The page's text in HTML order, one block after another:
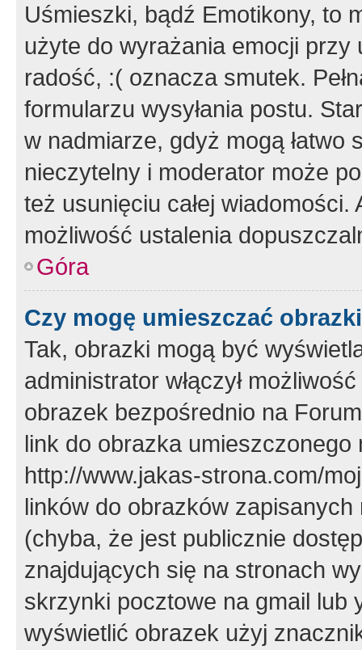
Uśmieszki, bądź Emotikony, to
użyte do wyrażania emocji
radość, :( oznacza smutek.
formularzu wysyłania postu.
w nadmiarze, gdyż mogą
nieczytelny i moderator może
też usunięciu całej
możliwość ustalenia
Góra
Czy mogę umieszczać
Tak, obrazki mogą być
administrator włączył
obrazek bezpośrednio na
link do obrazka
http://www.jakas-strona.com/
linków do obrazków
(chyba, że jest publicznie
znajdujących się na stronach
skrzynki pocztowe na gmail lub
wyświetlić obrazek użyj